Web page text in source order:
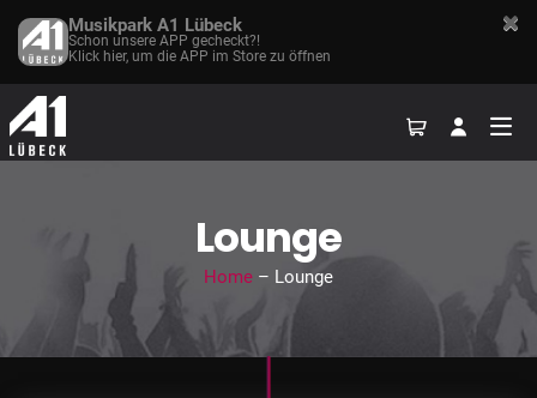
Lounge
Home– Lounge
Musikpark A1 Lübeck
Schon unsere APP gecheckt?!
Klick hier, um die APP im Store zu öffnen